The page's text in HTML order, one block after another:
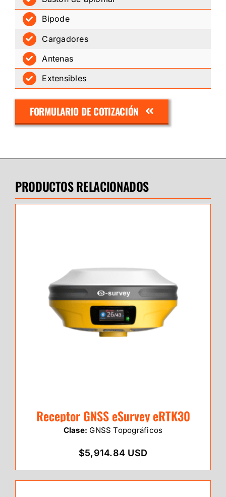
Bipode
Cargadores
Antenas
Extensibles
FORMULARIO DE COTIZACIÓN
PRODUCTOS RELACIONADOS
Receptor GNSS eSurvey eRTK30
Clase: GNSS Topográficos
$5,914.84 USD